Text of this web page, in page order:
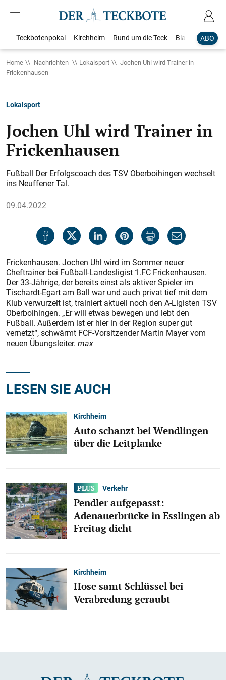
ABO
Teckbotenpokal Kirchheim Rund um die Teck Blaulicht
Home Nachrichten Lokalsport
Jochen Uhl wird Trainer in
Frickenhausen
Lokalsport
Jochen Uhl wird Trainer in
Frickenhausen
Fußball Der Erfolgscoach des TSV Oberboihingen wechselt
ins Neuffener Tal.
09.04.2022
Frickenhausen. Jochen Uhl wird im Sommer neuer
Cheftrainer bei Fußball-Landesligist 1.FC Frickenhausen.
Der 33-Jährige, der bereits einst als aktiver Spieler im
Tischardt-Egart am Ball war und auch privat tief mit dem
Klub verwurzelt ist, trainiert aktuell noch den A-Ligisten TSV
Oberboihingen. „Er will etwas bewegen und lebt den
Fußball. Außerdem ist er hier in der Region super gut
vernetzt“, schwärmt FCF-Vorsitzender Martin Mayer vom
neuen Übungsleiter. max
LESEN SIE AUCH
Kirchheim
Auto schanzt bei Wendlingen
über die Leitplanke
Verkehr
Pendler aufgepasst:
Adenauerbrücke in Esslingen ab
Freitag dicht
Kirchheim
Hose samt Schlüssel bei
Verabredung geraubt